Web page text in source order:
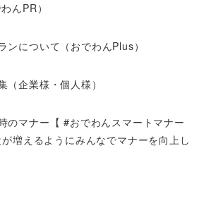
んPR）
ンについて（おでわんPlus）
（企業様・個人様）
のマナー【 #おでわんスマートマナー
増えるようにみんなでマナーを向上し